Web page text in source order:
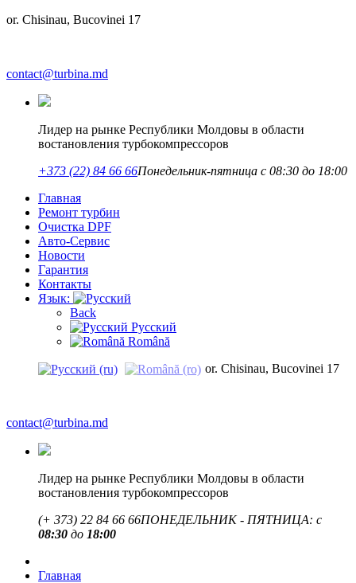
or. Chisinau, Bucovinei 17
contact@turbina.md
Лидер на рынке Республики Молдовы в области
востановления турбокомпрессоров
+373 (22) 84 66 66Понедельник-пятница с 08:30 до 18:00
Главная
Ремонт турбин
Очистка DPF
Авто-Сервис
Новости
Гарантия
Контакты
Язык:
Back
Русский
Română
or. Chisinau, Bucovinei 17
contact@turbina.md
Лидер на рынке Республики Молдовы в области
востановления турбокомпрессоров
(+ 373) 22 84 66 66ПОНЕДЕЛЬНИК - ПЯТНИЦА: с
08:30 до 18:00
Главная